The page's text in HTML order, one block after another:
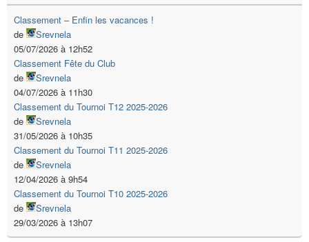
Classement – Enfin les vacances !
de
Srevnela
05/07/2026 à 12h52
Classement Fête du Club
de
Srevnela
04/07/2026 à 11h30
Classement du Tournoi T12 2025-2026
de
Srevnela
31/05/2026 à 10h35
Classement du Tournoi T11 2025-2026
de
Srevnela
12/04/2026 à 9h54
Classement du Tournoi T10 2025-2026
de
Srevnela
29/03/2026 à 13h07